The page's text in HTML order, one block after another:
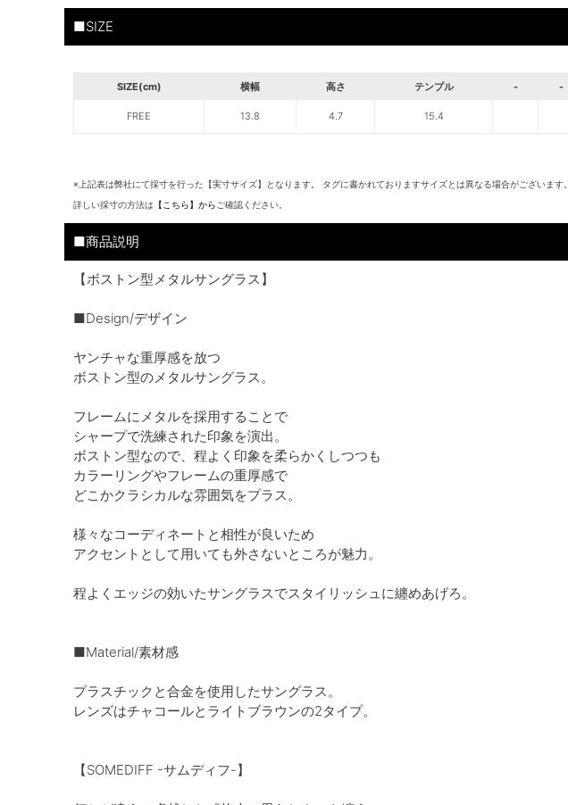
■SIZE
SIZE(cm) 横幅 高さ テンプル - -
FREE 13.8 4.7 15.4
※上記表は弊社にて採寸を行った【実寸サイズ】となります。 タグに書かれておりますサイズとは異なる場合がございます。
詳しい採寸の方法は 【こちら】から ご確認ください。
■商品説明
【ボストン型メタルサングラス】
■Design/デザイン
ヤンチャな重厚感を放つ
ボストン型のメタルサングラス。
フレームにメタルを採用することで
シャープで洗練された印象を演出。
ボストン型なので、程よく印象を柔らかくしつつも
カラーリングやフレームの重厚感で
どこかクラシカルな雰囲気をプラス。
様々なコーディネートと相性が良いため
アクセントとして用いても外さないところが魅力。
程よくエッジの効いたサングラスでスタイリッシュに纏めあげろ。
■Material/素材感
プラスチックと合金を使用したサングラス。
レンズはチャコールとライトブラウンの2タイプ。
【SOMEDIFF -サムディフ-】